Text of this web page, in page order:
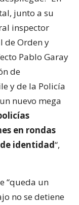
junto a su
inspector
de Orden y
Pablo Garay
de
y de la Policía
nuevo mega
en rondas
identidad“,
“queda un
no se detiene